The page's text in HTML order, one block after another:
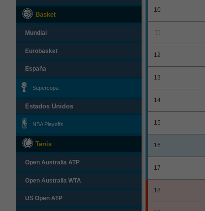
Basket
Mundial
Eurobasket
España
Supercopa
Estados Unidos
NBA Playoffs
Tenis
Open Australia ATP
Open Australia WTA
US Open ATP
10
11
12
13
14
15
16
17
18